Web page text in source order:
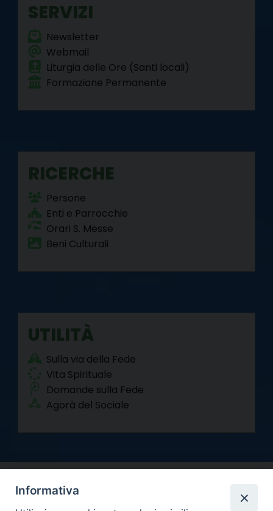
SERVIZI
Newsletter
Webmail
Liturgia delle Ore (Santi locali)
Formazione Permanente
RICERCHE
Persone
Enti e Parrocchie
Orari S. Messe
Beni Culturali
UTILITÀ
Sulla via della Fede
Vita Spirituale
Domande sulla Fede
Agorà del Sociale
Informativa